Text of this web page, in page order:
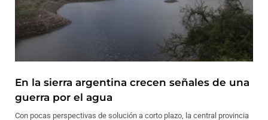
En la sierra argentina crecen señales de una
guerra por el agua
Con pocas perspectivas de solución a corto plazo, la central provincia